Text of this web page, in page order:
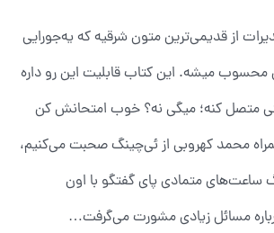
از قدیمی‌ترین متون شرقیه که یه‌جورایی
محسوب میشه. این کتاب قابلیت این رو داره
متصل کنه؛ میگی نه؟ خوب امتحانش کن
محمد کهروبی از ئی‌چینگ صحبت می‌کنیم،
ساعت‌های متمادی پای گفتگو با اون
مسائل زیادی مشورت می‌گرفت…